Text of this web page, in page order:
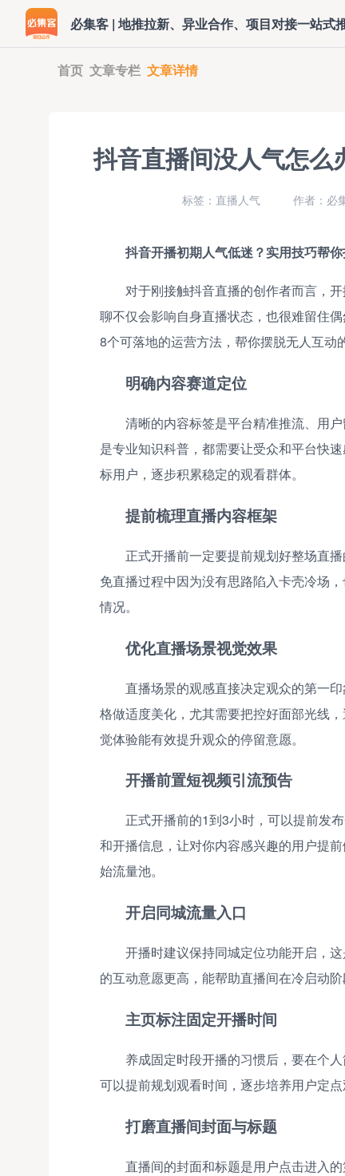
必集客 | 地推拉新、异业合作、项目对接一站式
首页 文章专栏 文章详情
抖音直播间没人气怎
标签：直播人气 作者：必
抖音开播初期人气低迷？实用技巧帮
对于刚接触抖音直播的创作者而言，
聊不仅会影响自身直播状态，也很难留住
8个可落地的运营方法，帮你摆脱无人互动
明确内容赛道定位
清晰的内容标签是平台精准推流、用
是专业知识科普，都需要让受众和平台快
标用户，逐步积累稳定的观看群体。
提前梳理直播内容框架
正式开播前一定要提前规划好整场直
免直播过程中因为没有思路陷入卡壳冷场
情况。
优化直播场景视觉效果
直播场景的观感直接决定观众的第一
格做适度美化，尤其需要把控好面部光线
觉体验能有效提升观众的停留意愿。
开播前置短视频引流预告
正式开播前的1到3小时，可以提前发
和开播信息，让对你内容感兴趣的用户提
始流量池。
开启同城流量入口
开播时建议保持同城定位功能开启，
的互动意愿更高，能帮助直播间在冷启动
主页标注固定开播时间
养成固定时段开播的习惯后，要在个
可以提前规划观看时间，逐步培养用户定
打磨直播间封面与标题
直播间的封面和标题是用户点击进入